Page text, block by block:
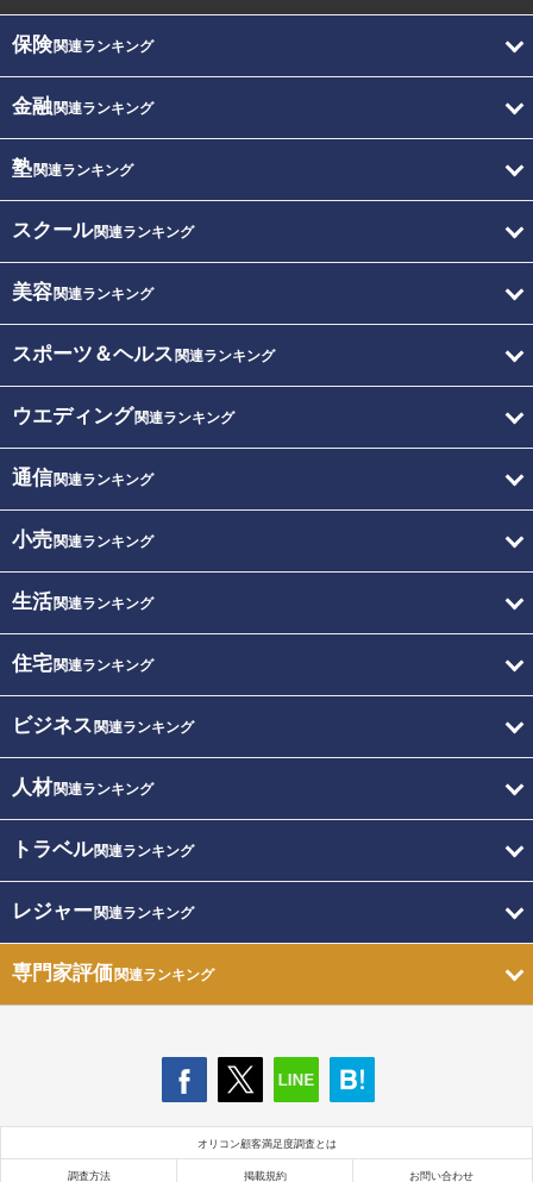
保険関連ランキング
金融関連ランキング
塾関連ランキング
スクール関連ランキング
美容関連ランキング
スポーツ＆ヘルス 関連ランキング
ウエディング関連ランキング
通信関連ランキング
小売関連ランキング
生活関連ランキング
住宅関連ランキング
ビジネス 関連ランキング
人材関連ランキング
トラベル関連ランキング
レジャー関連ランキング
専門家評価関連ランキング
オリコン顧客満足度調査とは
調査方法 掲載規約 お問い合わせ